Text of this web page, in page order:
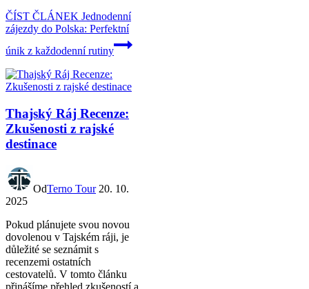
ČÍST ČLÁNEK Jednodenní
zájezdy do Polska: Perfektní
únik z každodenní rutiny
Thajský Ráj Recenze:
Zkušenosti z rajské
destinace
OdTerno Tour 20. 10.
2025
Pokud plánujete svou novou
dovolenou v Tajském ráji, je
důležité se seznámit s
recenzemi ostatních
cestovatelů. V tomto článku
přinášíme přehled zkušeností a